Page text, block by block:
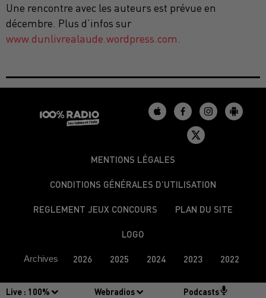
Live : 100% Webradios Podcasts
Une rencontre avec les auteurs est prévue en
décembre. Plus d’infos sur
www.dunlivrealaude.wordpress.com.
MENTIONS LÉGALES
CONDITIONS GÉNÉRALES D’UTILISATION
REGLEMENT JEUX CONCOURS PLAN DU SITE
LOGO
Archives 2026 2025 2024 2023 2022